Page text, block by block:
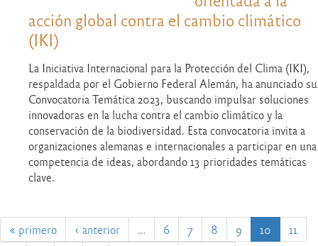
acción global contra el cambio climático
(IKI)
La Iniciativa Internacional para la Protección del Clima (IKI),
respaldada por el Gobierno Federal Alemán, ha anunciado su
Convocatoria Temática 2023, buscando impulsar soluciones
innovadoras en la lucha contra el cambio climático y la
conservación de la biodiversidad. Esta convocatoria invita a
organizaciones alemanas e internacionales a participar en una
competencia de ideas, abordando 13 prioridades temáticas
clave.
« primero ‹ anterior … 6 7 8 9 10 11